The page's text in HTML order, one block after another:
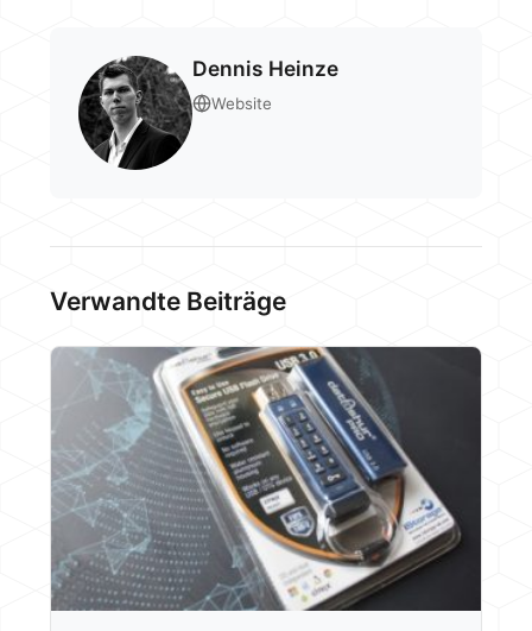
Dennis Heinze
Website
Verwandte Beiträge